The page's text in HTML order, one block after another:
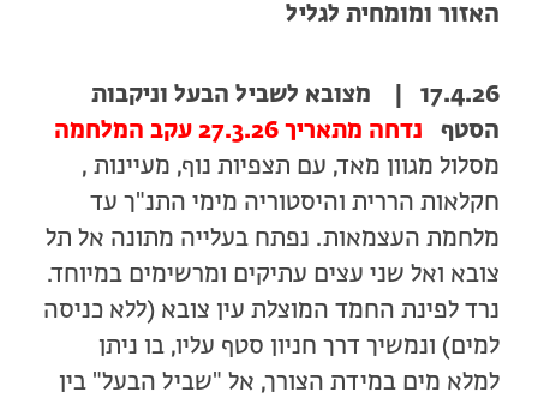
האזור ומומחית לגליל
17.4.26 | מצובא לשביל הבעל וניקבות
הסטף נדחה מתאריך 27.3.26 עקב המלחמה
מסלול מגוון מאד, עם תצפיות נוף, מעיינות ,
חקלאות הררית והיסטוריה מימי התנ"ך עד
מלחמת העצמאות. נפתח בעלייה מתונה אל תל
צובא ואל שני עצים עתיקים ומרשימים במיוחד.
נרד לפינת החמד המוצלת עין צובא (ללא כניסה
למים) ונמשיך דרך חניון סטף עליו, בו ניתן
למלא מים במידת הצורך, אל "שביל הבעל" בין